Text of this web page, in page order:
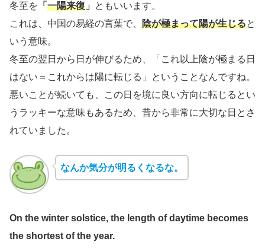
冬至を 「 一陽来復 」
ともいいます。
これは、中国の易経の言葉で、 陰が極まって陽が生じると
いう意味。
冬至の翌日から日が伸びるため、「これ以上陰が極まる日
はない＝これからは陽に転じる」ということなんですね。
悪いことが続いても、この日を境に良い方向に転じるとい
うラッキーな意味もあるため、昔から非常に大切な日とさ
れていました。
なんか気分が明るくなるな。
On the winter solstice, the length of daytime becomes
the shortest of the year.